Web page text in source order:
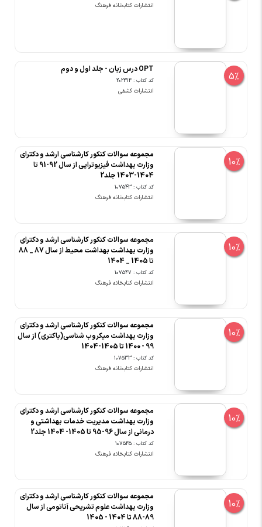
انتشارات کتابخانه فرهنگ
5%
OPT درس زبان - جلد اول و دوم
کد کتاب : 202314
انتشارات کشفی
10%
مجموعه سوالات کنکور کارشناسی ارشد و دکترای
وزارت بهداشت فیزیوتراپی از سال 92-91 تا
1404-1403 جلد2
کد کتاب : 107543
انتشارات کتابخانه فرهنگ
10%
مجموعه سوالات کنکور کارشناسی ارشد و دکترای
وزارت بهداشت بهداشت محیط از سال 87 _ 88
تا 1405 _ 1404
کد کتاب : 107547
انتشارات کتابخانه فرهنگ
10%
مجموعه سوالات کنکور کارشناسی ارشد و دکترای
وزارت بهداشت میکروب شناسی(باکتری) از سال
99 - 1400 تا 1405-1404
کد کتاب : 107533
انتشارات کتابخانه فرهنگ
10%
مجموعه سوالات کنکور کارشناسی ارشد و دکترای
وزارت بهداشت مدیریت خدمات بهداشتی و
درمانی از سال 96-95 تا 1405- 1404 جلد2
کد کتاب : 107545
انتشارات کتابخانه فرهنگ
10%
مجموعه سوالات کنکور کارشناسی ارشد و دکترای
وزارت بهداشت علوم تشریحی آناتومی از سال
89-88 تا 1404 - 1405